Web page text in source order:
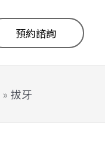
預約諮詢
拔牙